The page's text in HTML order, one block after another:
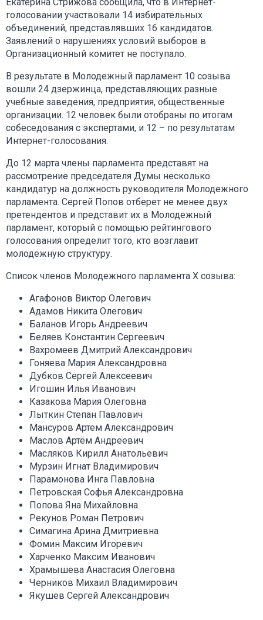
голосовании участвовали 14 избирательных
объединений, представлявших 16 кандидатов.
Заявлений о нарушениях условий выборов в
Организационный комитет не поступало.
В результате в Молодежный парламент 10 созыва
вошли 24 дзержинца, представляющих разные
учебные заведения, предприятия, общественные
организации. 12 человек были отобраны по итогам
собеседования с экспертами, и 12 – по результатам
Интернет-голосования.
До 12 марта члены парламента представят на
рассмотрение председателя Думы несколько
кандидатур на должность руководителя Молодежного
парламента. Сергей Попов отберет не менее двух
претендентов и представит их в Молодежный
парламент, который с помощью рейтингового
голосования определит того, кто возглавит
молодежную структуру.
Список членов Молодежного парламента X созыва:
Агафонов Виктор Олегович
Адамов Никита Олегович
Баланов Игорь Андреевич
Беляев Константин Сергеевич
Вахромеев Дмитрий Александрович
Гоняева Мария Александровна
Дубков Сергей Алексеевич
Игошин Илья Иванович
Казакова Мария Олеговна
Лыткин Степан Павлович
Мансуров Артем Александрович
Маслов Артём Андреевич
Масляков Кирилл Анатольевич
Мурзин Игнат Владимирович
Парамонова Инга Павловна
Петровская Софья Александровна
Попова Яна Михайловна
Рекунов Роман Петрович
Симагина Арина Дмитриевна
Фомин Максим Игоревич
Харченко Максим Иванович
Храмышева Анастасия Олеговна
Черников Михаил Владимирович
Якушев Сергей Александрович